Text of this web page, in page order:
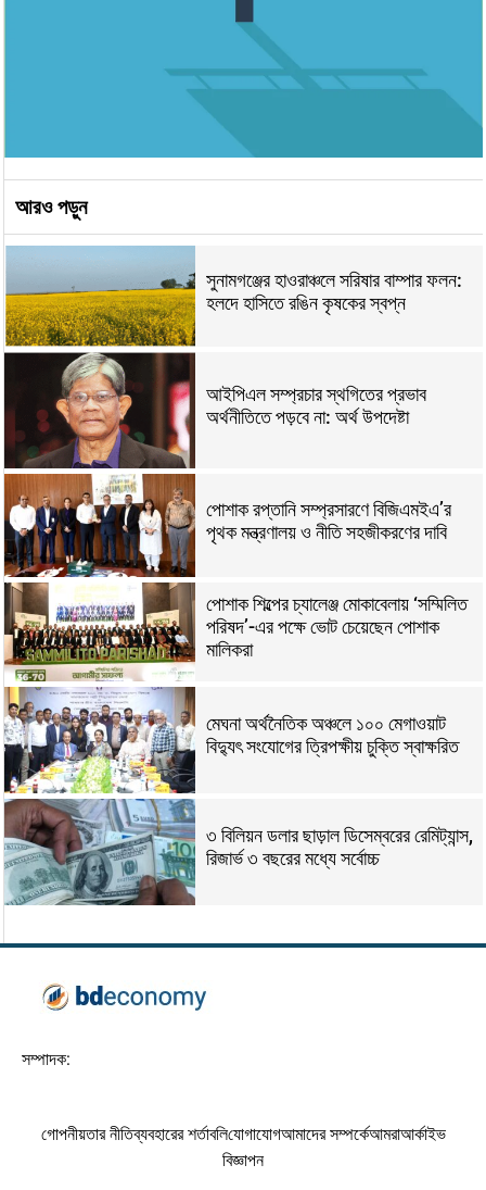
আরও পড়ুন
সুনামগঞ্জের হাওরাঞ্চলে সরিষার বাম্পার ফলন:
হলদে হাসিতে রঙিন কৃষকের স্বপ্ন
আইপিএল সম্প্রচার স্থগিতের প্রভাব
অর্থনীতিতে পড়বে না: অর্থ উপদেষ্টা
পোশাক রপ্তানি সম্প্রসারণে বিজিএমইএ’র
পৃথক মন্ত্রণালয় ও নীতি সহজীকরণের দাবি
পোশাক শিল্পের চ্যালেঞ্জ মোকাবেলায় ‘সম্মিলিত
পরিষদ’-এর পক্ষে ভোট চেয়েছেন পোশাক
মালিকরা
মেঘনা অর্থনৈতিক অঞ্চলে ১০০ মেগাওয়াট
বিদ্যুৎ সংযোগের ত্রিপক্ষীয় চুক্তি স্বাক্ষরিত
৩ বিলিয়ন ডলার ছাড়াল ডিসেম্বরের রেমিট্যান্স,
রিজার্ভ ৩ বছরের মধ্যে সর্বোচ্চ
সম্পাদক:
গোপনীয়তার নীতিব্যবহারের শর্তাবলিযোগাযোগআমাদের সম্পর্কেআমরাআর্কাইভ
বিজ্ঞাপন